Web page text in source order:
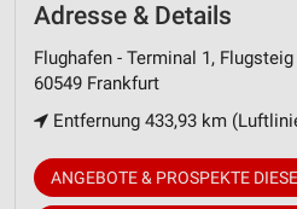
Adresse & Details
Flughafen - Terminal 1,
60549 Frankfurt
Entfernung 433,93 km
ANGEBOTE & PROSPEKTE